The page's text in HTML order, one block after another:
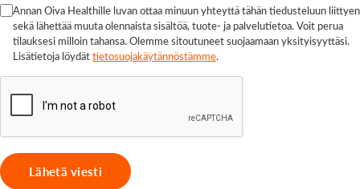
Annan Oiva Healthille luvan ottaa minuun yhteyttä tähän tiedusteluun liittyen
sekä lähettää muuta olennaista sisältöä, tuote- ja palvelutietoa. Voit perua
tilauksesi milloin tahansa. Olemme sitoutuneet suojaamaan yksityisyyttäsi.
Lisätietoja löydättietosuojakäytännöstämme.